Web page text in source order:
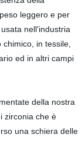
leggero e per
nell'industria
in tessile,
ed in altri campi
della nostra
zirconia che è
una schiera delle